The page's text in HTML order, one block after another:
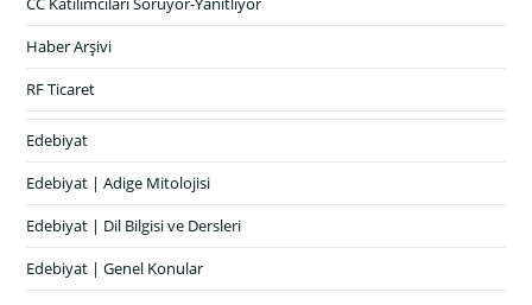
Haber Arşivi
RF Ticaret
Edebiyat
Edebiyat | Adige Mitolojisi
Edebiyat | Dil Bilgisi ve Dersleri
Edebiyat | Genel Konular